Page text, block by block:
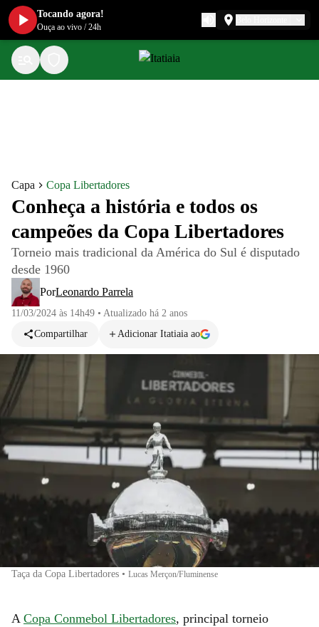
Capa Copa Libertadores
Conheça a história e todos os
campeões da Copa Libertadores
Torneio mais tradicional da América do Sul é disputado
desde 1960
PorLeonardo Parrela
11/03/2024 às 14h49 • Atualizado há 2 anos
Compartilhar
Adicionar Itatiaia ao
Taça da Copa Libertadores • Lucas Merçon/Fluminense
A Copa Conmebol Libertadores, principal torneio
Tocando agora!
Ouça ao vivo /24h